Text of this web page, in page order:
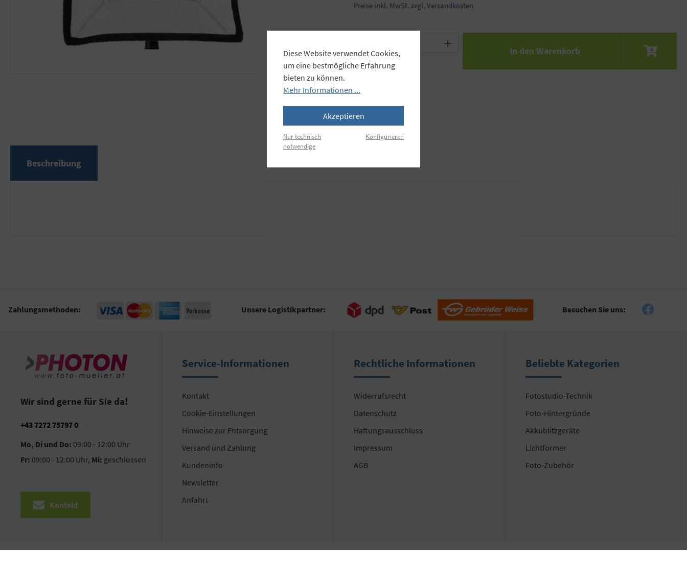
Preise inkl. MwSt. zzgl. Versandkosten
Produkt Anzahl: Gib den gewünschten Wert ein oder benutze
In den Warenkorb
Beschreibung
Zahlungsmethoden: Unsere Logistikpartner: Besuchen Sie uns:
Wir sind gerne für Sie da!
+43 7272 75797 0
Mo, Di und Do: 09:00 - 12:00 Uhr
Fr: 09:00 - 12:00 Uhr, Mi: geschlossen
Kontakt
Service-Informationen
Kontakt
Cookie-Einstellungen
Hinweise zur Entsorgung
Versand und Zahlung
Kundeninfo
Newsletter
Anfahrt
Rechtliche Informationen
Widerrufsrecht
Datenschutz
Haftungsausschluss
Impressum
AGB
Beliebte Kategorien
Fotostudio-Technik
Foto-Hintergründe
Akkublitzgeräte
Lichtformer
Foto-Zubehör
Diese Website verwendet Cookies,
um eine bestmögliche Erfahrung
bieten zu können.
Mehr Informationen ...
Akzeptieren
Nur technisch
notwendige
Konfigurieren